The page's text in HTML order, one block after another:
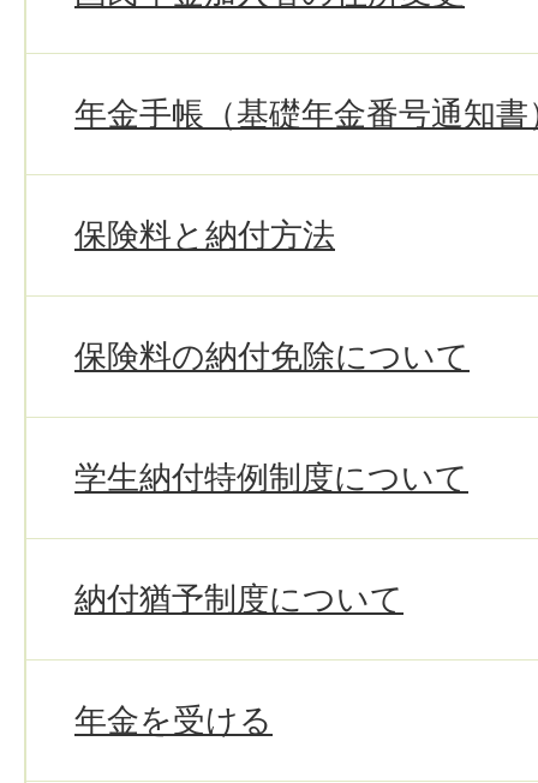
年金手帳（基礎年金番号通知
保険料と納付方法
保険料の納付免除について
学生納付特例制度について
納付猶予制度について
年金を受ける